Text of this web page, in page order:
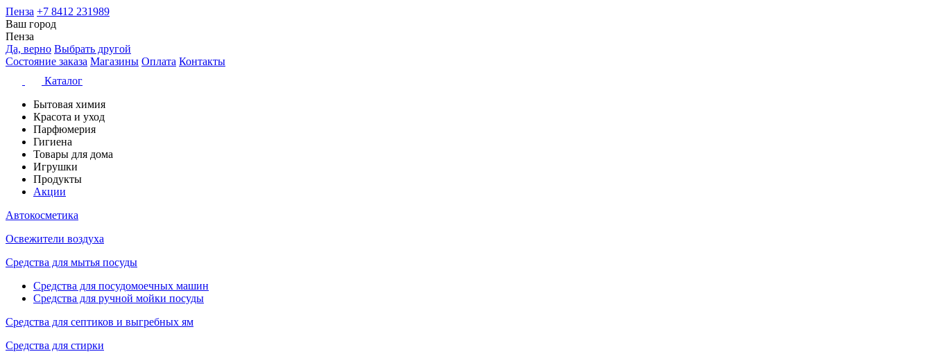
Пенза +7 8412 231989
Ваш город
Пенза
Да, верно Выбрать другой
Состояние заказа Магазины Оплата Контакты
Каталог
Бытовая химия
Красота и уход
Парфюмерия
Гигиена
Товары для дома
Игрушки
Продукты
Акции
Автокосметика
Освежители воздуха
Средства для мытья посуды
Средства для посудомоечных машин
Средства для ручной мойки посуды
Средства для септиков и выгребных ям
Средства для стирки